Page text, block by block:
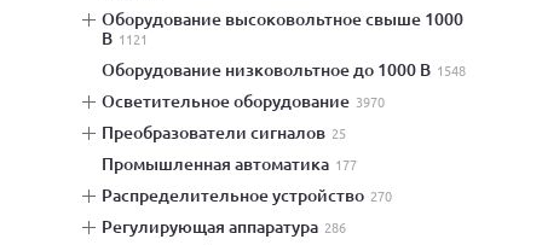
оборудование высоковольтное свыше 1000
В 1121
оборудование низковольтное до 1000 В 1548
осветительное оборудование 3970
преобразователи сигналов 25
промышленная автоматика 177
распределительное устройство 270
регулирующая аппаратура 286